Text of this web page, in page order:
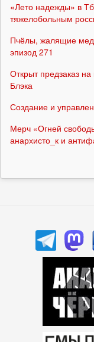
«Лето надежды» в
тяжелобольным
Пчёлы, жалящие
эпизод 271
Открыт предзаказ
Блэка
Создание и
Мерч «Огней
анархисто_к и